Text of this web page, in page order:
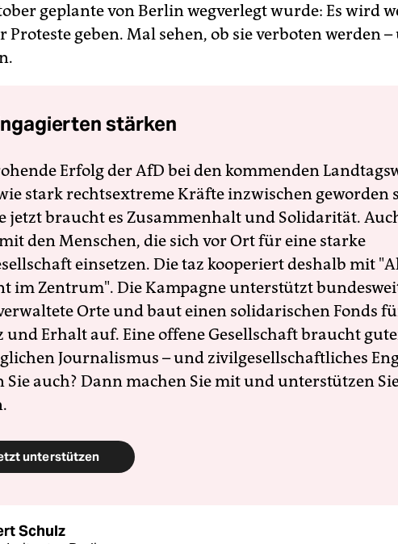
geplante von Berlin wegverlegt wurde: Es wird
Proteste geben. Mal sehen, ob sie verboten werden
stärken
Erfolg der AfD bei den kommenden
stark rechtsextreme Kräfte inzwischen geworden
jetzt braucht es Zusammenhalt und Solidarität.
den Menschen, die sich vor Ort für eine starke
einsetzen. Die taz kooperiert deshalb mit
im Zentrum". Die Kampagne unterstützt
Orte und baut einen solidarischen Fonds
und Erhalt auf. Eine offene Gesellschaft braucht
Journalismus – und zivilgesellschaftliches
Sie auch? Dann machen Sie mit und unterstützen
unterstützen
Schulz